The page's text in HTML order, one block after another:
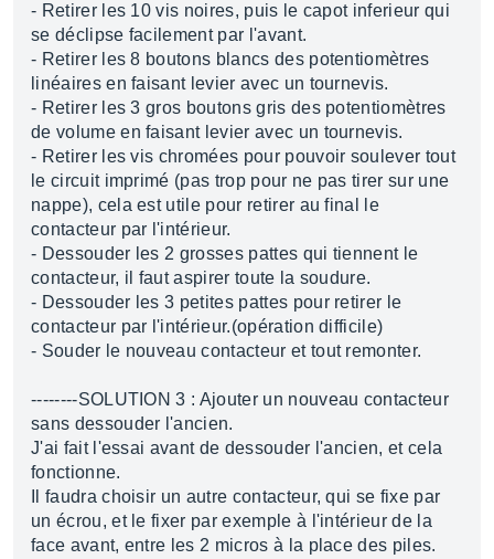
- Retirer les 10 vis noires, puis le capot inferieur qui
se déclipse facilement par l'avant.
- Retirer les 8 boutons blancs des potentiomètres
linéaires en faisant levier avec un tournevis.
- Retirer les 3 gros boutons gris des potentiomètres
de volume en faisant levier avec un tournevis.
- Retirer les vis chromées pour pouvoir soulever tout
le circuit imprimé (pas trop pour ne pas tirer sur une
nappe), cela est utile pour retirer au final le
contacteur par l'intérieur.
- Dessouder les 2 grosses pattes qui tiennent le
contacteur, il faut aspirer toute la soudure.
- Dessouder les 3 petites pattes pour retirer le
contacteur par l'intérieur.(opération difficile)
- Souder le nouveau contacteur et tout remonter.
--------SOLUTION 3 : Ajouter un nouveau contacteur
sans dessouder l'ancien.
J'ai fait l'essai avant de dessouder l'ancien, et cela
fonctionne.
Il faudra choisir un autre contacteur, qui se fixe par
un écrou, et le fixer par exemple à l'intérieur de la
face avant, entre les 2 micros à la place des piles.